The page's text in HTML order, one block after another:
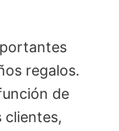
regalos.
de
clientes,